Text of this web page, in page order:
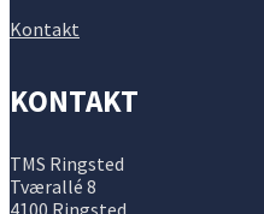
Kontakt
KONTAKT
TMS Ringsted
Tværallé 8
4100 Ringsted